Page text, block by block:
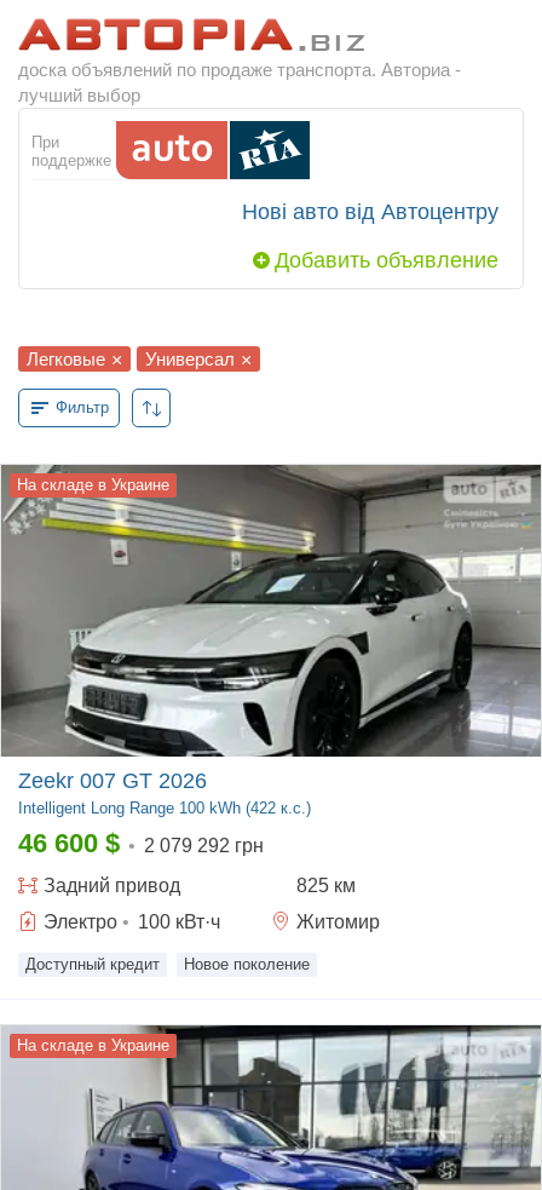
доска объявлений по продаже транспорта. Авториа -
лучший выбор
При
поддержке
Нові авто від Автоцентру
Добавить объявление
Легковые × Универсал ×
Фильтр
На складе в Украине
Zeekr 007 GT 2026
Intelligent Long Range 100 kWh (422 к.с.)
46 600 $ • 2 079 292 грн
Задний привод
825 км
Электро • 100 кВт·ч Житомир
Доступный кредит Новое поколение
На складе в Украине